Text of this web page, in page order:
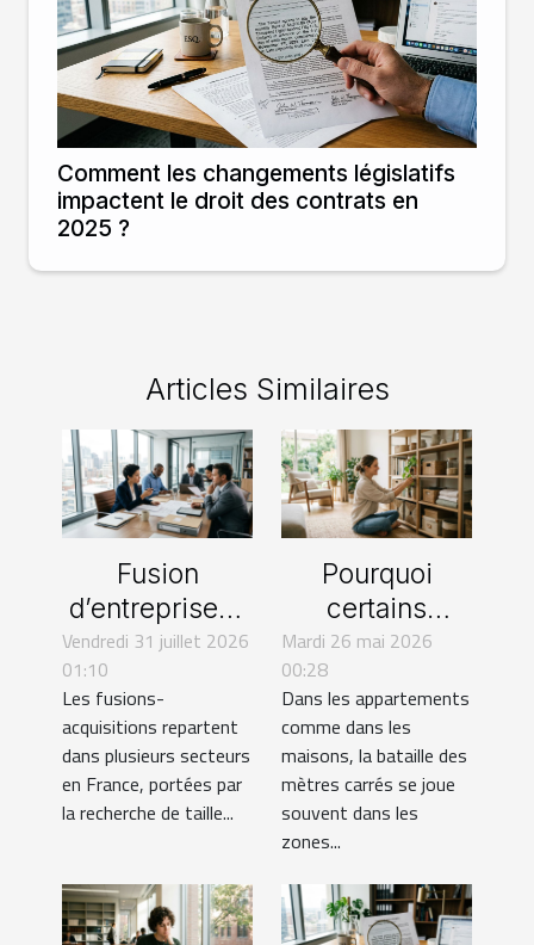
Comment les changements législatifs
impactent le droit des contrats en
2025 ?
Articles Similaires
Fusion
d’entreprises :
quels défis
juridiques
sous-estimés
?
Vendredi 31 juillet 2026
01:10
Les fusions-
acquisitions repartent
dans plusieurs secteurs
en France, portées par
la recherche de taille...
Pourquoi
certains
rangements
transforment
notre rapport à
l’espace
Mardi 26 mai 2026
00:28
Dans les appartements
comme dans les
maisons, la bataille des
mètres carrés se joue
souvent dans les
zones...